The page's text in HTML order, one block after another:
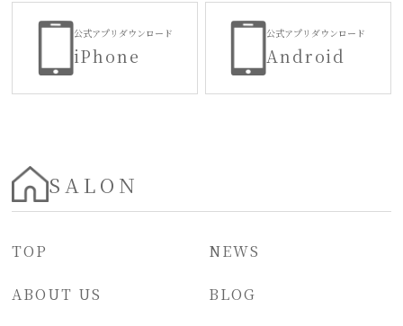
公式アプリダウンロード
iPhone
公式アプリダウンロード
Android
SALON
TOP
ABOUT US
NEWS
BLOG